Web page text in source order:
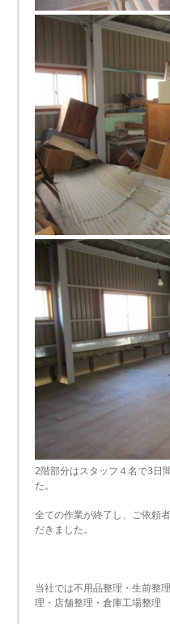
2階部分はスタッフ４名で3日
た。
全ての作業が終了し、ご依頼
だきました。
当社では不用品整理・生前整
理・店舗整理・倉庫工場整理